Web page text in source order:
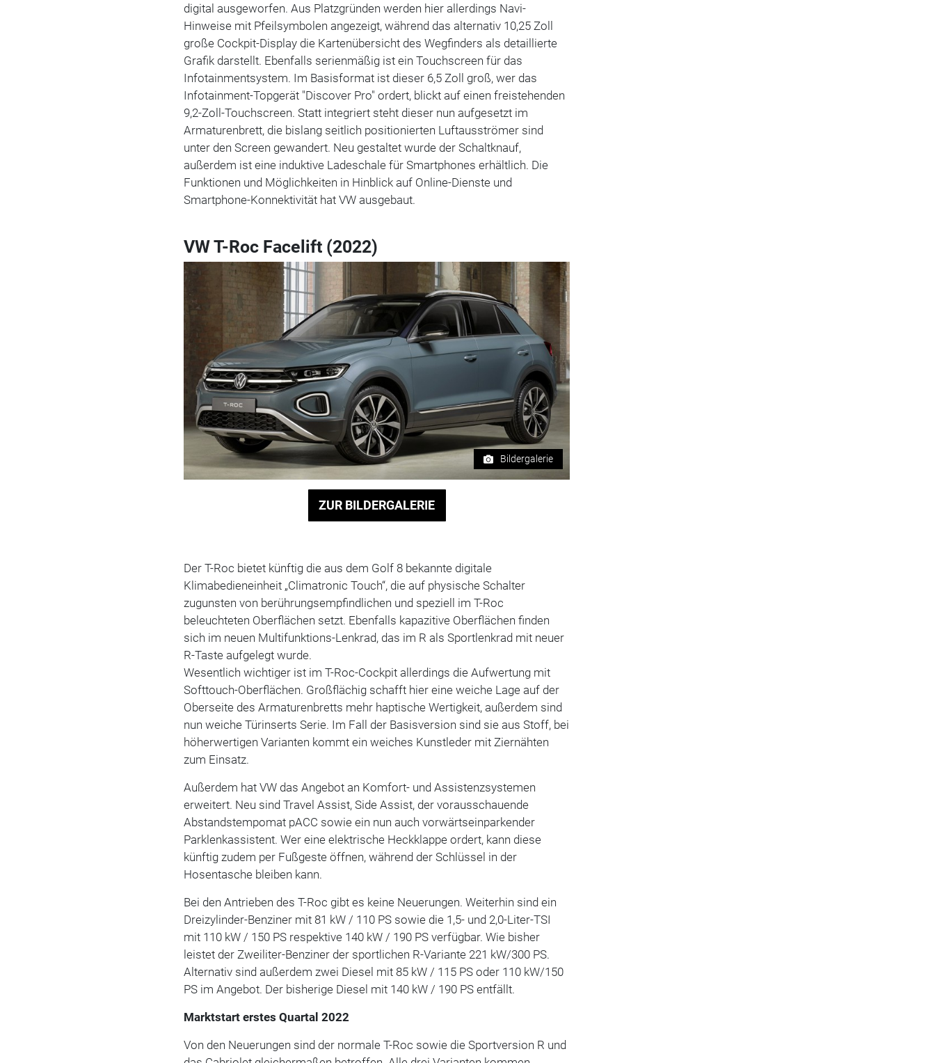
digital ausgeworfen. Aus Platzgründen werden hier allerdings Navi-
Hinweise mit Pfeilsymbolen angezeigt, während das alternativ 10,25 Zoll
große Cockpit-Display die Kartenübersicht des Wegfinders als detaillierte
Grafik darstellt. Ebenfalls serienmäßig ist ein Touchscreen für das
Infotainmentsystem. Im Basisformat ist dieser 6,5 Zoll groß, wer das
Infotainment-Topgerät "Discover Pro" ordert, blickt auf einen freistehenden
9,2-Zoll-Touchscreen. Statt integriert steht dieser nun aufgesetzt im
Armaturenbrett, die bislang seitlich positionierten Luftausströmer sind
unter den Screen gewandert. Neu gestaltet wurde der Schaltknauf,
außerdem ist eine induktive Ladeschale für Smartphones erhältlich. Die
Funktionen und Möglichkeiten in Hinblick auf Online-Dienste und
Smartphone-Konnektivität hat VW ausgebaut.
VW T-Roc Facelift (2022)
Bildergalerie
ZUR BILDERGALERIE
Der T-Roc bietet künftig die aus dem Golf 8 bekannte digitale
Klimabedieneinheit „Climatronic Touch“, die auf physische Schalter
zugunsten von berührungsempfindlichen und speziell im T-Roc
beleuchteten Oberflächen setzt. Ebenfalls kapazitive Oberflächen finden
sich im neuen Multifunktions-Lenkrad, das im R als Sportlenkrad mit neuer
R-Taste aufgelegt wurde.
Wesentlich wichtiger ist im T-Roc-Cockpit allerdings die Aufwertung mit
Softtouch-Oberflächen. Großflächig schafft hier eine weiche Lage auf der
Oberseite des Armaturenbretts mehr haptische Wertigkeit, außerdem sind
nun weiche Türinserts Serie. Im Fall der Basisversion sind sie aus Stoff, bei
höherwertigen Varianten kommt ein weiches Kunstleder mit Ziernähten
zum Einsatz.
Außerdem hat VW das Angebot an Komfort- und Assistenzsystemen
erweitert. Neu sind Travel Assist, Side Assist, der vorausschauende
Abstandstempomat pACC sowie ein nun auch vorwärtseinparkender
Parklenkassistent. Wer eine elektrische Heckklappe ordert, kann diese
künftig zudem per Fußgeste öffnen, während der Schlüssel in der
Hosentasche bleiben kann.
Bei den Antrieben des T-Roc gibt es keine Neuerungen. Weiterhin sind ein
Dreizylinder-Benziner mit 81 kW / 110 PS sowie die 1,5- und 2,0-Liter-TSI
mit 110 kW / 150 PS respektive 140 kW / 190 PS verfügbar. Wie bisher
leistet der Zweiliter-Benziner der sportlichen R-Variante 221 kW/300 PS.
Alternativ sind außerdem zwei Diesel mit 85 kW / 115 PS oder 110 kW/150
PS im Angebot. Der bisherige Diesel mit 140 kW / 190 PS entfällt.
Marktstart erstes Quartal 2022
Von den Neuerungen sind der normale T-Roc sowie die Sportversion R und